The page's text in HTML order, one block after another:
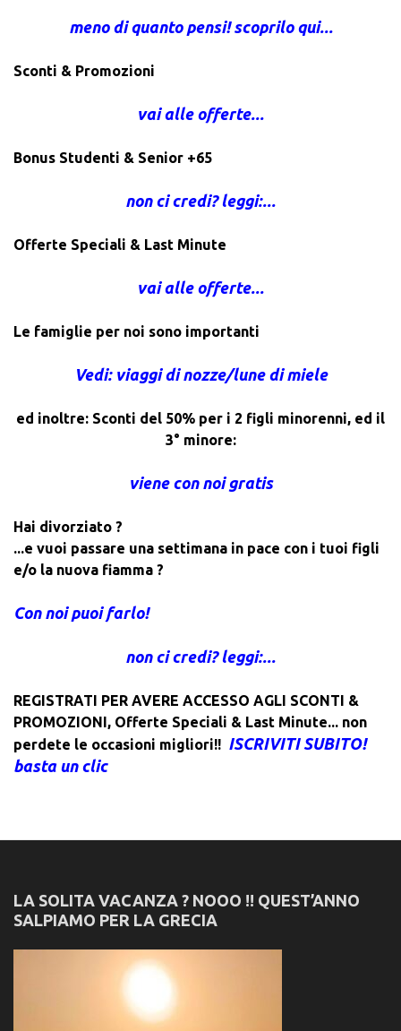
meno di quanto pensi! scoprilo qui...
Sconti & Promozioni
vai alle offerte...
Bonus Studenti & Senior +65
non ci credi? leggi:...
Offerte Speciali & Last Minute
vai alle offerte...
Le famiglie per noi sono importanti
Vedi: viaggi di nozze/lune di miele
ed inoltre: Sconti del 50% per i 2 figli minorenni, ed il
3° minore:
viene con noi gratis
Hai divorziato ?
...e vuoi passare una settimana in pace con i tuoi figli
e/o la nuova fiamma ?
Con noi puoi farlo!
non ci credi? leggi:...
REGISTRATI PER AVERE ACCESSO AGLI SCONTI &
PROMOZIONI , Offerte Speciali & Last Minute... non
perdete le occasioni migliori!! ISCRIVITI SUBITO!
basta un clic
LA SOLITA VACANZA ? NOOO !! QUEST’ANNO
SALPIAMO PER LA GRECIA